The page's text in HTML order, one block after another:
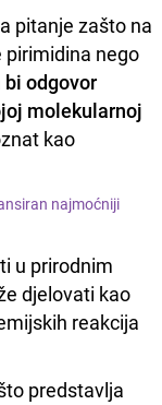
pitanje zašto na
nego
odgovor
molekularnoj
kao
najmoćniji
u prirodnim
djelovati kao
reakcija
predstavlja